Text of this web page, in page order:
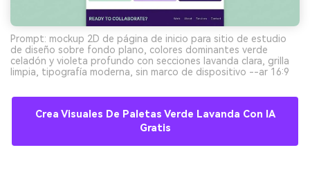
Prompt: mockup 2D de página de inicio para sitio de estudio
de diseño sobre fondo plano, colores dominantes verde
celadón y violeta profundo con secciones lavanda clara, grilla
limpia, tipografía moderna, sin marco de dispositivo --ar 16:9
Crea Visuales De Paletas Verde Lavanda Con IA
Gratis